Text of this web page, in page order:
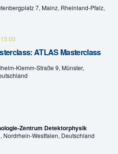
u
g
e
u
c
g
n
7, Mainz, Rheinland-Pfalz,
ATLAS Masterclass
15:00
Klemm-Straße 9, Münster,
Zentrum Detektorphysik
Nordrhein-Westfalen, Deutschland